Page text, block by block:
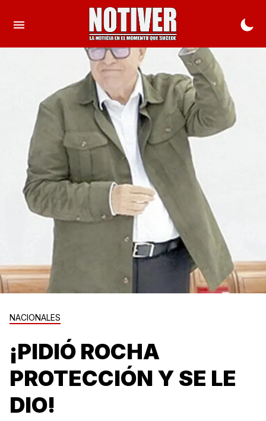
NACIONALES
¡PIDIÓ ROCHA
PROTECCIÓN Y SE LE
DIO!